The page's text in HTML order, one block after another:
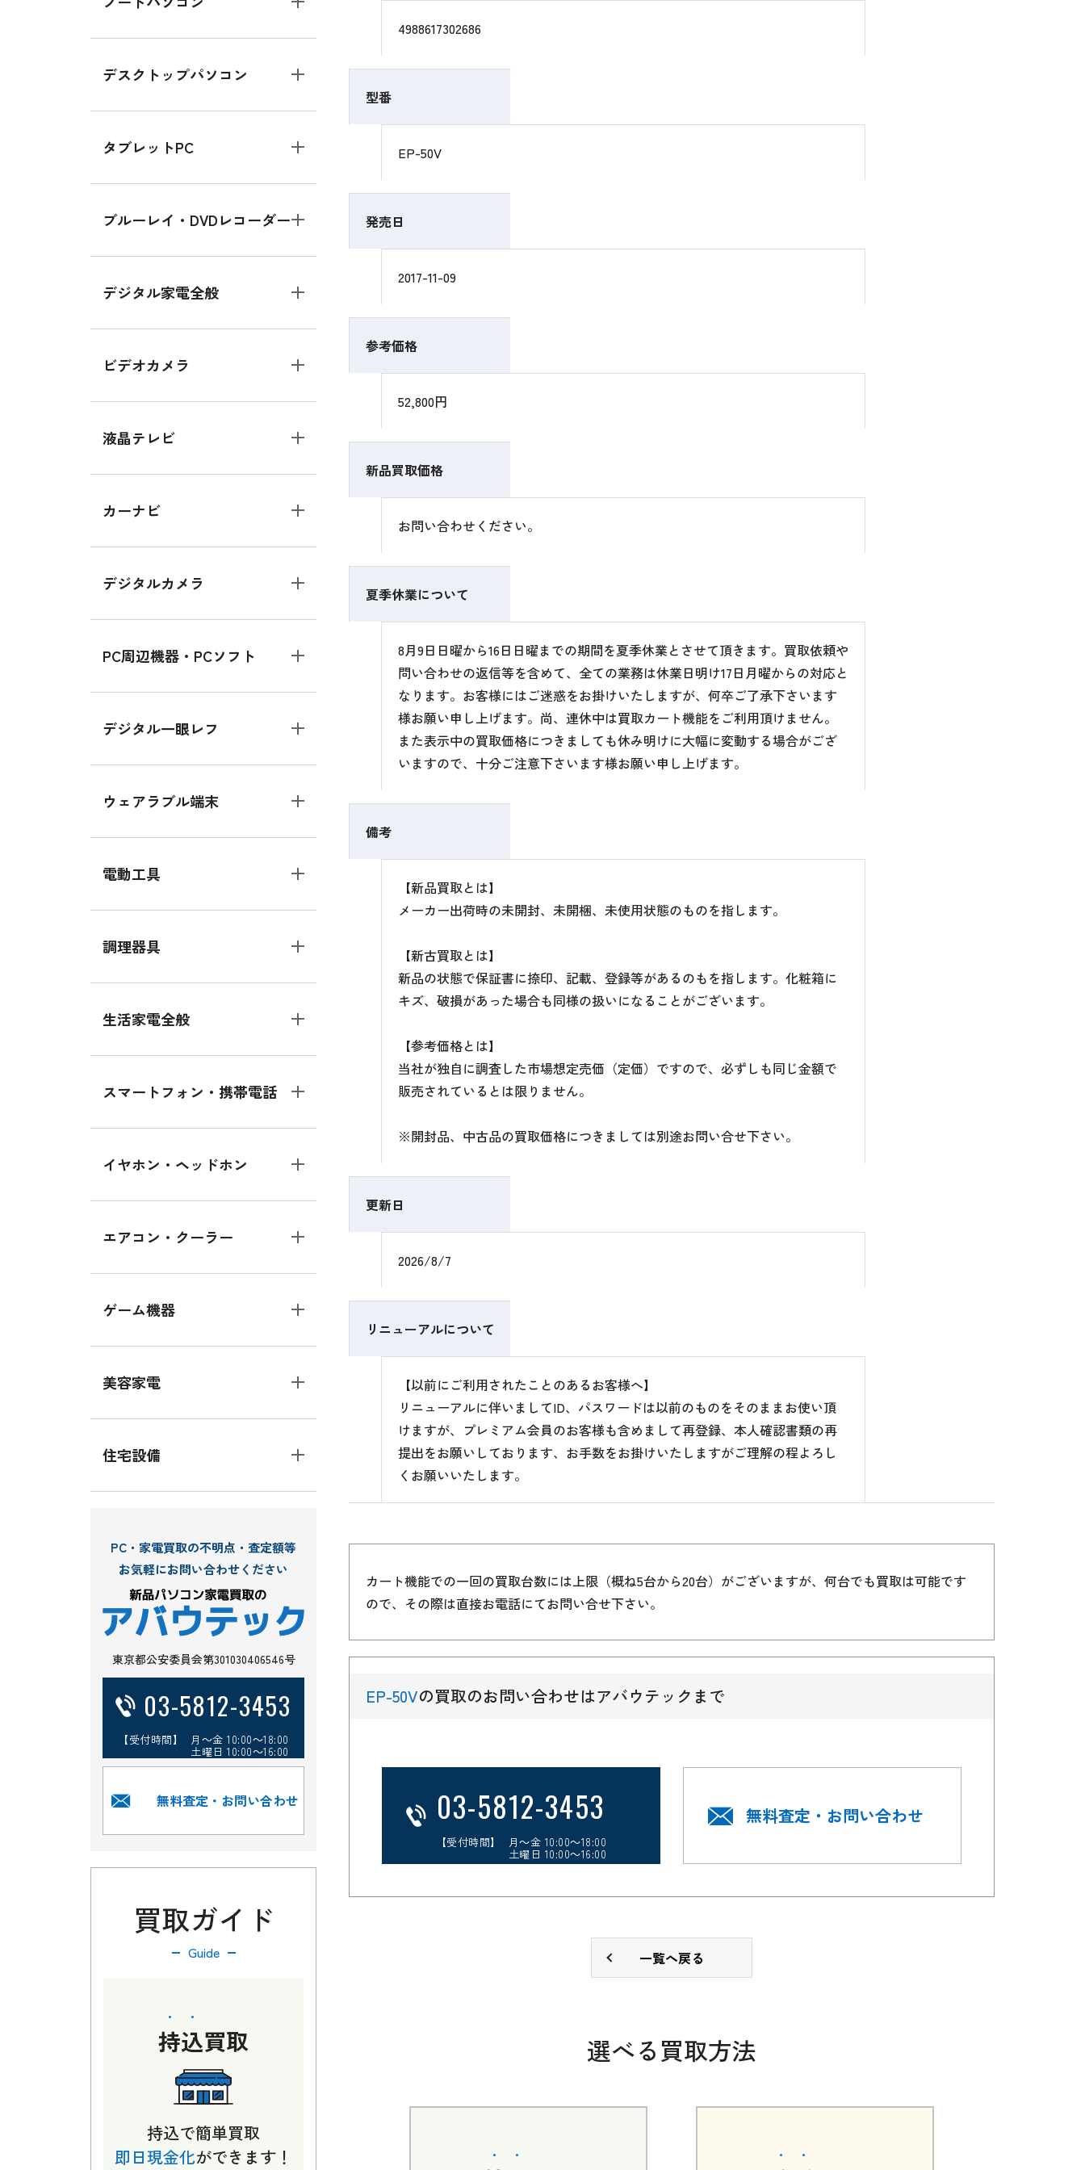
デスクトップパソコン
タブレットPC
ブルーレイ・DVDレコーダー
デジタル家電全般
ビデオカメラ
液晶テレビ
カーナビ
デジタルカメラ
PC周辺機器・PCソフト
デジタル一眼レフ
ウェアラブル端末
電動工具
調理器具
生活家電全般
スマートフォン・携帯電話
イヤホン・ヘッドホン
エアコン・クーラー
ゲーム機器
美容家電
住宅設備
PC・家電買取の不明点・査定額等
お気軽にお問い合わせください
東京都公安委員会第301030406546号
03-5812-3453
【受付時間】 月～金 10:00～18:00
土曜日 10:00～16:00
無料査定・お問い合わせ
買取ガイド
Guide
持込買取
持込で簡単買取
即日現金化ができます！
4988617302686
型番
EP-50V
発売日
2017-11-09
参考価格
52,800円
新品買取価格
お問い合わせください。
夏季休業について
8月9日日曜から16日日曜までの期間を夏季休業とさせて頂きます。買取依頼や
問い合わせの返信等を含めて、全ての業務は休業日明け17日月曜からの対応と
なります。お客様にはご迷惑をお掛けいたしますが、何卒ご了承下さいます
様お願い申し上げます。尚、連休中は買取カート機能をご利用頂けません。
また表示中の買取価格につきましても休み明けに大幅に変動する場合がござ
いますので、十分ご注意下さいます様お願い申し上げます。
備考
【新品買取とは】
メーカー出荷時の未開封、未開梱、未使用状態のものを指します。
【新古買取とは】
新品の状態で保証書に捺印、記載、登録等があるのもを指します。化粧箱に
キズ、破損があった場合も同様の扱いになることがございます。
【参考価格とは】
当社が独自に調査した市場想定売価（定価）ですので、必ずしも同じ金額で
販売されているとは限りません。
※開封品、中古品の買取価格につきましては別途お問い合せ下さい。
更新日
2026/8/7
リニューアルについて
【以前にご利用されたことのあるお客様へ】
リニューアルに伴いましてID、パスワードは以前のものをそのままお使い頂
けますが、プレミアム会員のお客様も含めまして再登録、本人確認書類の再
提出をお願いしております、お手数をお掛けいたしますがご理解の程よろし
くお願いいたします。
カート機能での一回の買取台数には上限（概ね5台から20台）がございますが、何台でも買取は可能です
ので、その際は直接お電話にてお問い合せ下さい。
EP-50Vの買取のお問い合わせはアバウテックまで
03-5812-3453
【受付時間】 月～金 10:00～18:00
土曜日 10:00～16:00
無料査定・お問い合わせ
一覧へ戻る
選べる買取方法